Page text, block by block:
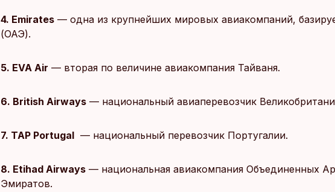
4. Emirates — одна из крупнейших мировых авиакомпаний,
(ОАЭ).
5. EVA Air — вторая по величине авиакомпания Тайваня.
6. British Airways — национальный авиаперевозчик
7. TAP Portugal — национальный перевозчик Португалии.
8. Etihad Airways — национальная авиакомпания Объединенных
Эмиратов.